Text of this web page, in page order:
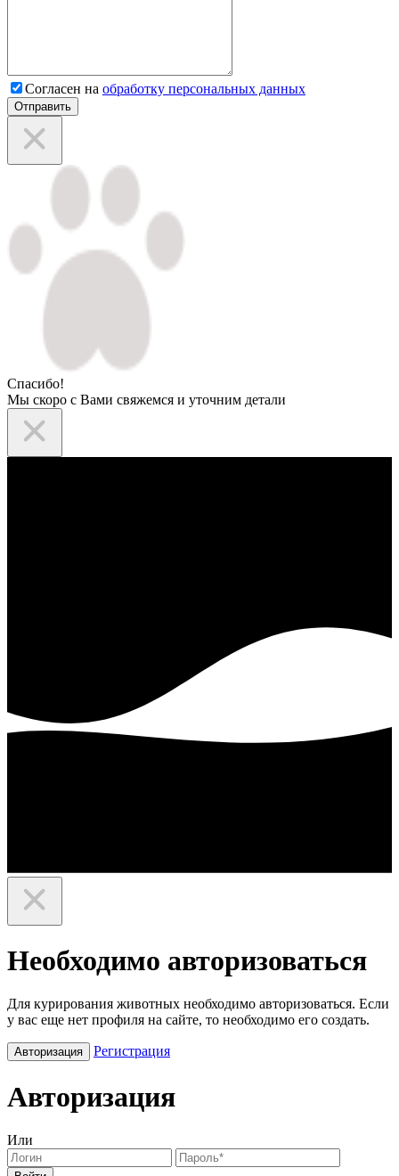
Согласен на обработку персональных данных
Отправить
Спасибо!
Мы скоро с Вами свяжемся и уточним детали
Необходимо авторизоваться
Для курирования животных необходимо авторизоваться. Если
у вас еще нет профиля на сайте, то необходимо его создать.
Авторизация Регистрация
Авторизация
Или